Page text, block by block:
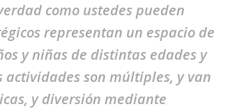
como ustedes pueden
representan un espacio de
y niñas de distintas edades y
son múltiples, y van
y diversión mediante